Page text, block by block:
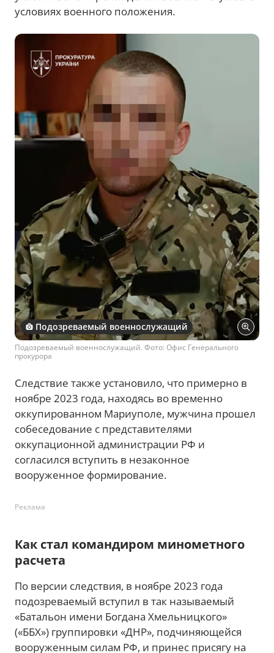
условиях военного положения.
Подозреваемый военнослужащий
Подозреваемый военнослужащий. Фото: Офис Генерального
прокурора
Следствие также установило, что примерно в
ноябре 2023 года, находясь во временно
оккупированном Мариуполе, мужчина прошел
собеседование с представителями
оккупационной администрации РФ и
согласился вступить в незаконное
вооруженное формирование.
Реклама
Как стал командиром минометного
расчета
По версии следствия, в ноябре 2023 года
подозреваемый вступил в так называемый
«Батальон имени Богдана Хмельницкого»
(«ББХ») группировки «ДНР», подчиняющейся
вооруженным силам РФ, и принес присягу на